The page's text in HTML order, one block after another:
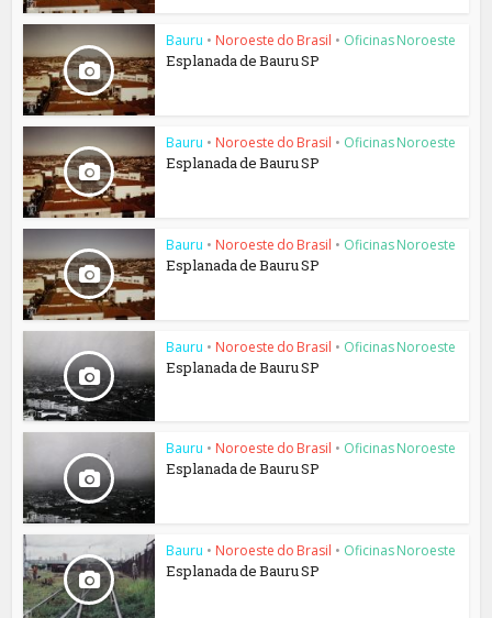
Bauru • Noroeste do Brasil • Oficinas Noroeste
Esplanada de Bauru SP
Bauru • Noroeste do Brasil • Oficinas Noroeste
Esplanada de Bauru SP
Bauru • Noroeste do Brasil • Oficinas Noroeste
Esplanada de Bauru SP
Bauru • Noroeste do Brasil • Oficinas Noroeste
Esplanada de Bauru SP
Bauru • Noroeste do Brasil • Oficinas Noroeste
Esplanada de Bauru SP
Bauru • Noroeste do Brasil • Oficinas Noroeste
Esplanada de Bauru SP